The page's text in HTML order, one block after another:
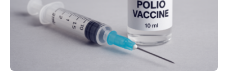
Schwachstelle im Erbgut einer Untergruppe des
Medulloblastoms gefunden. Die Wilhelm Sander-
Stiftung unterstützte das Projekt…